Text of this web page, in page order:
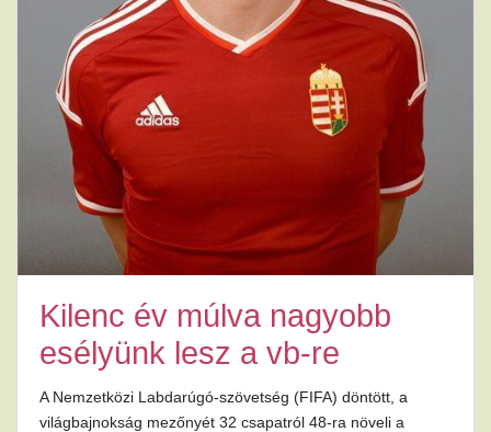
Kilenc év múlva nagyobb
esélyünk lesz a vb-re
A Nemzetközi Labdarúgó-szövetség (FIFA) döntött, a
világbajnokság mezőnyét 32 csapatról 48-ra növeli a